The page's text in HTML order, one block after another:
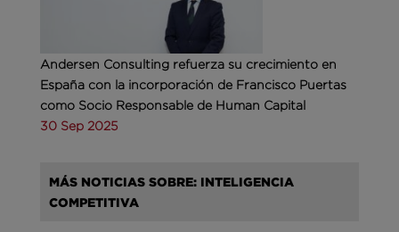
Andersen Consulting refuerza su crecimiento en
España con la incorporación de Francisco Puertas
como Socio Responsable de Human Capital
30 Sep 2025
MÁS NOTICIAS SOBRE: INTELIGENCIA
COMPETITIVA